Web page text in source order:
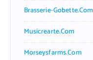
Brasserie-Gobette.com
Musicrearte.com
Morseysfarms.com